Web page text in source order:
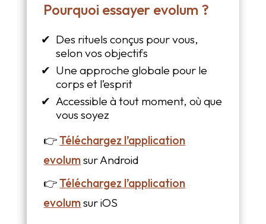
Pourquoi essayer evolum ?
Des rituels conçus pour vous,
selon vos objectifs
Une approche globale pour le
corps et l’esprit
Accessible à tout moment, où que
vous soyez
👉Téléchargez l’application
evolumsur Android
👉Téléchargez l’application
evolumsur iOS